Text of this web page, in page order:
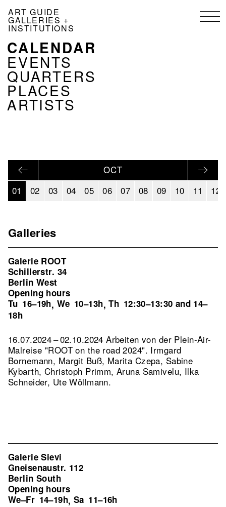
main
ART GUIDE
GALLERIES +
INSTITUTIONS
NAVIGATION
KALENDER
EN
CALENDAR
EVENTS
QUARTERS
PLACES
ARTISTS
OCT
01
02 03 04 05 06 07 08 09 10 11 12
Galleries
Galerie ROOT
Schillerstr. 34
Berlin West
Opening hours
Tu 16–19h, We 10–13h,Th 12:30–13:30 and 14–
18h
16.07.2024 – 02.10.2024 Arbeiten von der Plein-Air-
Malreise "ROOT on the road 2024". Irmgard
Bornemann, Margit Buß, Marita Czepa, Sabine
Kybarth, Christoph Primm, Aruna Samivelu, Ilka
Schneider, Ute Wöllmann.
Galerie Sievi
Gneisenaustr. 112
Berlin South
Opening hours
We–Fr 14–19h, Sa 11–16h